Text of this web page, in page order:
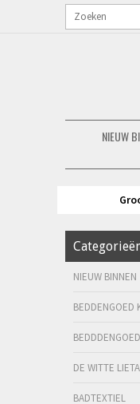
NIEUW
NIEUW BINNEN
BEDDENGOED
DE WITTE
BADTEXTIEL